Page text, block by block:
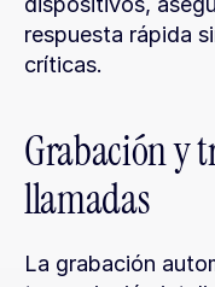
respuesta rápida
críticas.
Grabación y
llamadas
La grabación